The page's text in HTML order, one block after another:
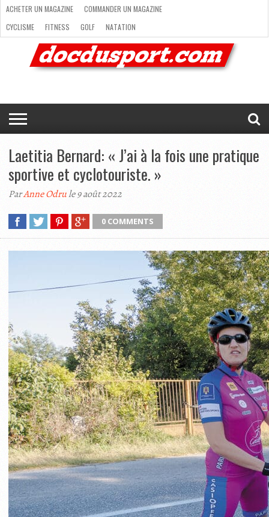
ACHETER
MAGAZINE
COMMANDER
UN
MAGAZINE
CYCLISME
FITNESS
GOLF
NATATION
RANDONNÉE
RUNNING
SKI
TRAIL
RUNNING
TRIATHLON
VOILE
NEWSLETTER
MAG’
EN
LIGNE
NOUS
CONTACTER
ACHETER UN MAGAZINE
COMMANDER UN MAGAZINE
CYCLISME
FITNESS GOLF
NATATION
RANDONNÉE
RUNNING SKI
TRAIL RUNNING
TRIATHLON
VOILE NEWSLETTER
MAG’ EN LIGNE
Laetitia Bernard: « J’ai à la fois une pratique
sportive et cyclotouriste. »
ParAnne Odrule 9 août 2022
0 COMMENTS